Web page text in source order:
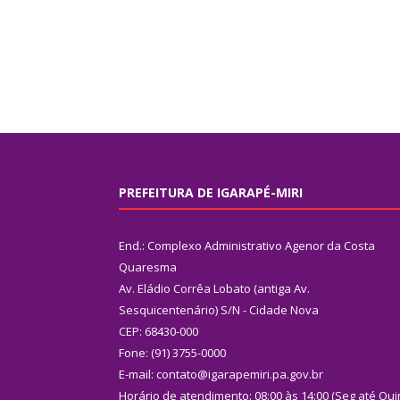
PREFEITURA DE IGARAPÉ-MIRI
End.: Complexo Administrativo Agenor da Costa
Quaresma
Av. Eládio Corrêa Lobato (antiga Av.
Sesquicentenário) S/N - Cidade Nova
CEP: 68430-000
Fone: (91) 3755-0000
E-mail: contato@igarapemiri.pa.gov.br
Horário de atendimento: 08:00 às 14:00 (Seg até